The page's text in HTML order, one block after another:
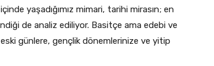
yaşadığımız mimari, tarihi mirasın; en
de analiz ediliyor. Basitçe ama edebi ve
günlere, gençlik dönemlerinize ve yitip